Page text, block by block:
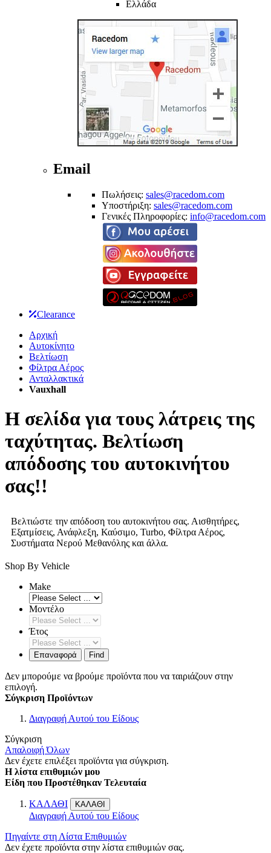
Ελλάδα
Email
Πωλήσεις: sales@racedom.com
Υποστήριξη: sales@racedom.com
Γενικές Πληροφορίες: info@racedom.com
Clearance
Αρχική
Αυτοκίνητο
Βελτίωση
Φίλτρα Αέρος
Ανταλλακτικά
Vauxhall
Η σελίδα για τους λάτρεις της
ταχύτητας. Βελτίωση
απόδοσης του αυτοκινήτου
σας!!
Βελτιώστε την απόδοση του αυτοκινήτου σας. Αισθητήρες,
Εξατμίσεις, Ανάφλεξη, Καύσιμο, Turbo, Φίλτρα Αέρος,
Συστήματα Νερού Μεθανόλης και άλλα.
Shop By Vehicle
Make
Μοντέλο
Έτος
Επαναφορά Find
Δεν μπορούμε να βρούμε προϊόντα που να ταιριάζουν στην
επιλογή.
Σύγκριση Προϊόντων
Διαγραφή Αυτού του Είδους
Σύγκριση
Απαλοιφή Όλων
Δεν έχετε επιλέξει προϊόντα για σύγκριση.
Η λίστα επιθυμιών μου
Είδη που Προστέθηκαν Τελευταία
ΚΑΛΑΘΙ ΚΑΛΑΘΙ
Διαγραφή Αυτού του Είδους
Πηγαίντε στη Λίστα Επιθυμιών
Δεν έχετε προϊόντα στην λίστα επιθυμιών σας.